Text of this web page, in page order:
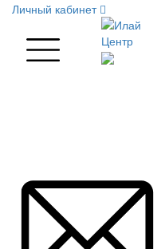
Личный кабинет